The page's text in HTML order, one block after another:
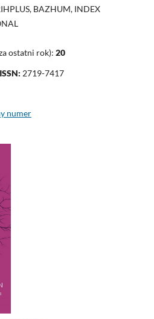
BAZHUM, INDEX
ostatni rok): 20
2719-7417
numer